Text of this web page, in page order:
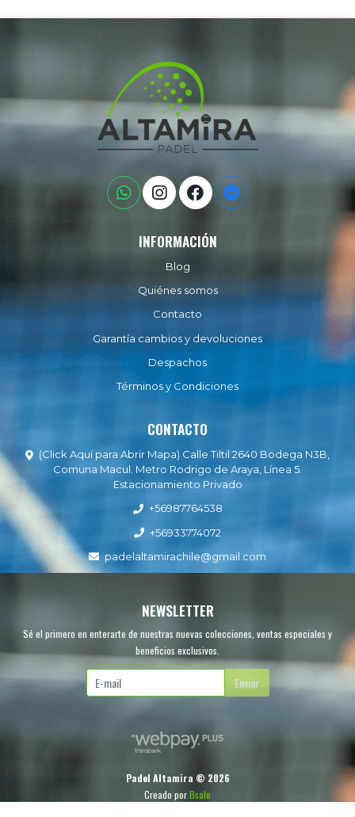
INFORMACIÓN
Blog
Quiénes somos
Contacto
Garantía cambios y devoluciones
Despachos
Términos y Condiciones
CONTACTO
(Click Aquí para Abrir Mapa) Calle Tiltil 2640 Bodega N3B,
Comuna Macul. Metro Rodrigo de Araya, Línea 5.
Estacionamiento Privado
+56987764538
+56933774072
padelaltamirachile@gmail.com
NEWSLETTER
Sé el primero en enterarte de nuestras nuevas colecciones, ventas especiales y
beneficios exclusivos.
Enviar
Padel Altamira © 2026
Creado porBsale